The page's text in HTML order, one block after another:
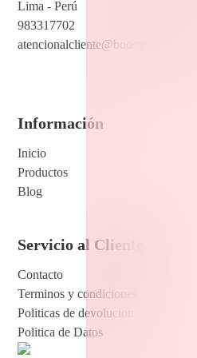
Lima - Perú
983317702
atencionalcliente@boostperu.com.pe
Información
Inicio
Productos
Blog
Servicio al Cliente
Contacto
Terminos y condiciones
Politicas de devolucion
Politica de Datos